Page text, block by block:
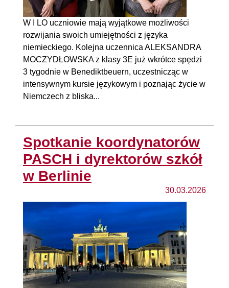
W I LO uczniowie mają wyjątkowe możliwości
rozwijania swoich umiejętności z języka
niemieckiego. Kolejna uczennica ALEKSANDRA
MOCZYDŁOWSKA z klasy 3E już wkrótce spędzi
3 tygodnie w Benediktbeuern, uczestnicząc w
intensywnym kursie językowym i poznając życie w
Niemczech z bliska...
Spotkanie koordynatorów
PASCH i dyrektorów szkół
w Berlinie
30.03.2026